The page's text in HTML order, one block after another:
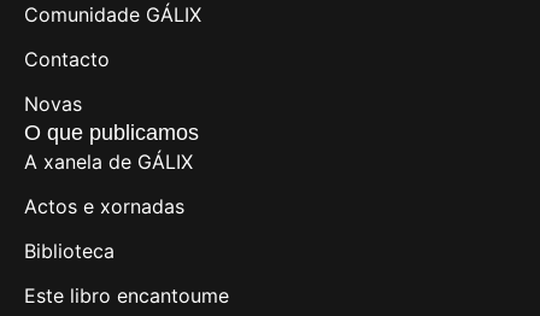
Comunidade GÁLIX
Contacto
Novas
O que publicamos
A xanela de GÁLIX
Actos e xornadas
Biblioteca
Este libro encantoume